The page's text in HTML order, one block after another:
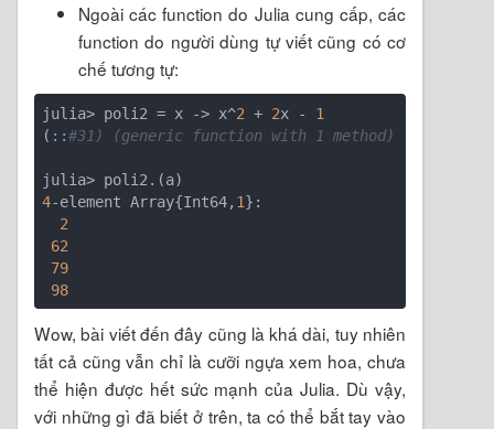
Ngoài các function do Julia cung cấp, các
function do người dùng tự viết cũng có cơ
chế tương tự:
julia> poli2 = x -> x^2 + 2x - 1
( : :#31) (generic function with 1 method)
4-element Array{Int64, 1}:
2
62
79
98
Wow, bài viết đến đây cũng là khá dài, tuy nhiên
tất cả cũng vẫn chỉ là cưỡi ngựa xem hoa, chưa
thể hiện được hết sức mạnh của Julia. Dù vậy,
với những gì đã biết ở trên, ta có thể bắt tay vào